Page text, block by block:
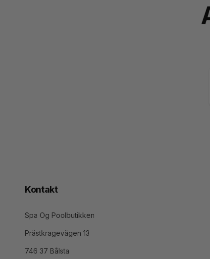
Kontakt
Spa Og Poolbutikken
Prästkragevägen 13
746 37 Bålsta